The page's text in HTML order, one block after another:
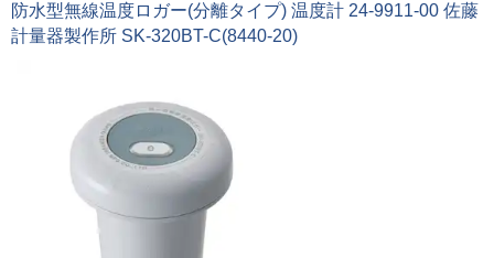
防水型無線温度ロガー(分離タイプ) 温度計 24-9911-00 佐藤
計量器製作所 SK-320BT-C(8440-20)